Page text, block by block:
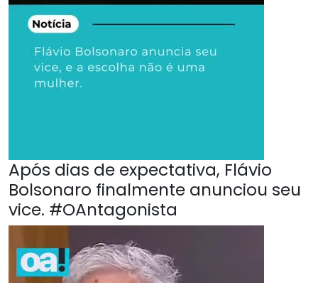
Após dias de expectativa, Flávio
Bolsonaro finalmente anunciou seu
vice. #OAntagonista